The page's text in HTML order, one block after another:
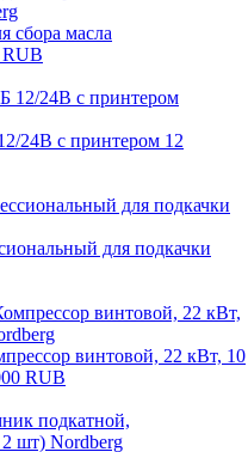
сбора масла
RUB
24В с принтером 12
для подкачки
винтовой, 22 кВт, 10
RUB